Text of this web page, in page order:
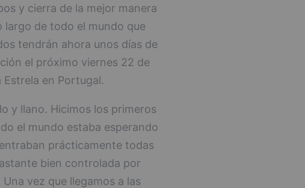
y cierra de la mejor manera
largo de todo el mundo que
tendrán ahora unos días de
el próximo viernes 22 de
Estrela en Portugal.
y llano. Hicimos los primeros
el mundo estaba esperando
prácticamente todas
bien controlada por
vez que llegamos a las